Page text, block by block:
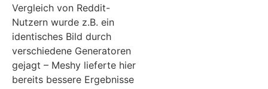
Vergleich von Reddit-
Nutzern wurde z.B. ein
identisches Bild durch
verschiedene Generatoren
gejagt – Meshy lieferte hier
bereits bessere Ergebnisse